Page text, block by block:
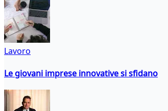
Lavoro
Le giovani imprese innovative si sfidano